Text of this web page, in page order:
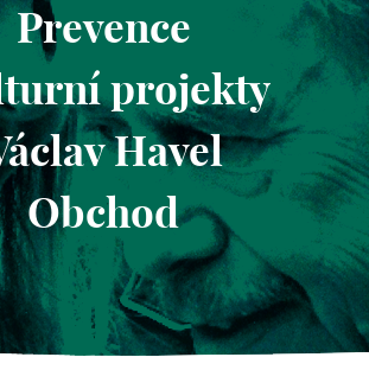
Prevence
projekty
Havel
Obchod